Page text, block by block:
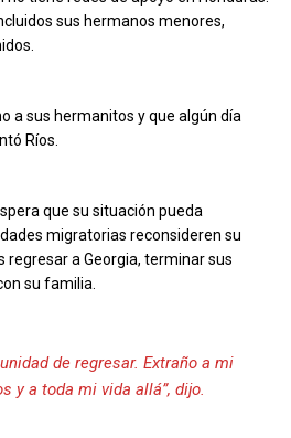
sus hermanos menores,
a sus hermanitos y que algún día
Ríos.
que su situación pueda
migratorias reconsideren su
regresar a Georgia, terminar sus
su familia.
de regresar. Extraño a mi
y a toda mi vida allá”, dijo.